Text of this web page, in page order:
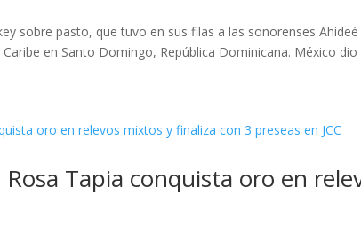
sobre pasto, que tuvo en sus filas a las sonorenses
en Santo Domingo, República Dominicana. México
Tapia conquista oro en